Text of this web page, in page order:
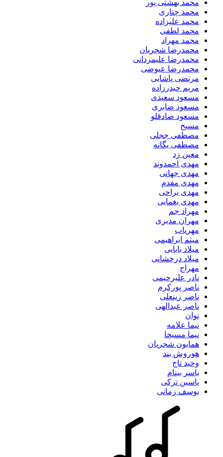
محمد بهشتی پور
محمد چناری
محمد علیزاده
محمد لطفی
محمد مهراد
محمدرضا شجریان
محمدرضا علیمردانی
محمدرضا عیوضی
مرتضی پاشایی
مریم حیدرزاده
مسعود سعیدی
مسعود صابری
مسعود صادقلو
مسیح
مصطفی ججلی
مصطفی یگانه
معین زد
مهدی احمدوند
مهدی جهانی
مهدی مقدم
مهدی یراحی
مهدی یغمایی
مهراد جم
مهران مدیری
مهریاب
میثم ابراهیمی
میلاد بابایی
میلاد درخشانی
مهراج
نادر علیرحیمی
ناصر پورکرم
ناصر زینعلی
ناصر عبدالهی
نوان
نیما علامه
نیما مسیحا
همایون شجریان
هوروش بند
وحید تاج
یاسر بینام
یاسین ترکی
یوسف زمانی